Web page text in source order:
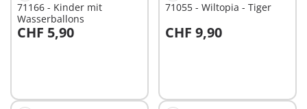
71166 - Kinder mit
Wasserballons
CHF 5,90
71055 - Wiltopia - Tiger
CHF 9,90